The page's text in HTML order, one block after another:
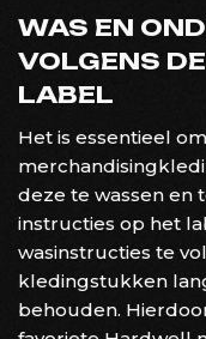
WAS EN
VOLGENS
LABEL
Het is essentieel
deze te wassen en
instructies op het
wasinstructies te
kledingstukken
behouden.